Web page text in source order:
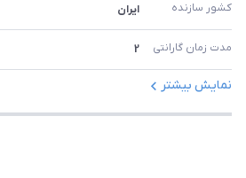
کشور سازنده ایران
مدت زمان گارانتی 2
نمایش بیشتر